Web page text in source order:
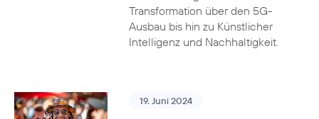
Transformation über den 5G-
Ausbau bis hin zu Künstlicher
Intelligenz und Nachhaltigkeit.
19. Juni 2024